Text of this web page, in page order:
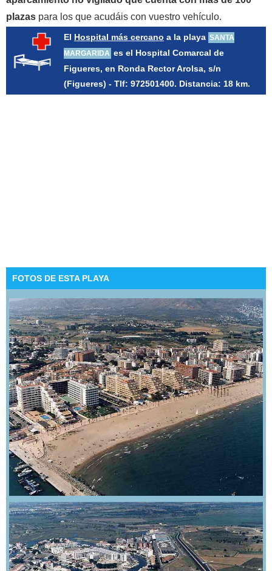
plazas para los que acudáis con vuestro vehículo.
El Hospital más cercano a la playa SANTA
MARGARIDA es el Hospital Comarcal de
Figueres, en Ronda Rector Arolsa, s/n
(Figueres) - Tlf: 972501400. Distancia: 18 km.
FOTOS DE ESTA PLAYA